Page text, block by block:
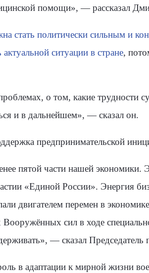
помощи», — рассказал
стать политически сильным и
ситуации в стране,
о том, какие трудности
и в дальнейшем», — сказал он.
предпринимательской
пятой части нашей экономики.
«Единой России». Энергия
двигателем перемен в
сил в ходе
— сказал Председатель
в адаптации к мирной жизни